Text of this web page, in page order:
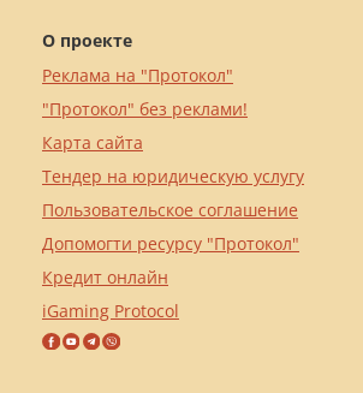
О проекте
Реклама на "Протокол"
"Протокол" без реклами!
Карта сайта
Тендер на юридическую услугу
Пользовательское соглашение
Допомогти ресурсу "Протокол"
Кредит онлайн
iGaming Protocol